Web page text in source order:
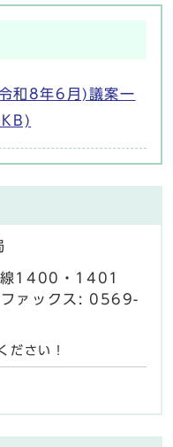
和8年6月)議案一
1400・1401
ファックス: 0569-
ださい！